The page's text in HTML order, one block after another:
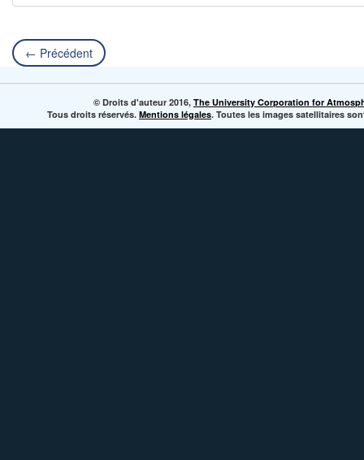
← Précédent
© Droits d'auteur 2016, The University Corporation for
Tous droits réservés. Mentions légales. Toutes les images satellitaires